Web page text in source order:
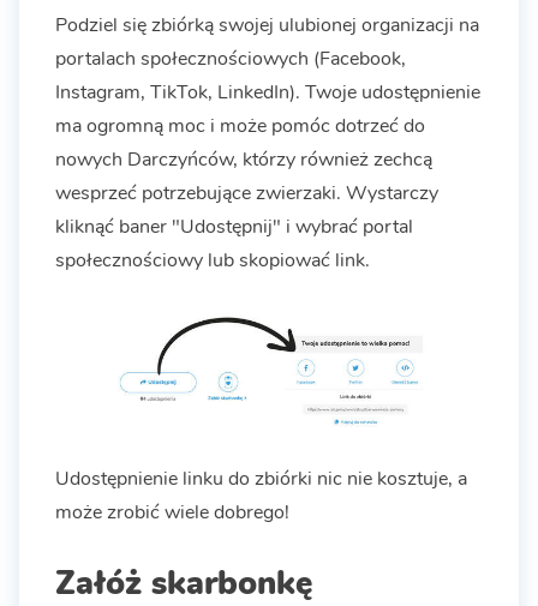
Podziel się zbiórką swojej ulubionej organizacji na
portalach społecznościowych (Facebook,
Instagram, TikTok, LinkedIn). Twoje udostępnienie
ma ogromną moc i może pomóc dotrzeć do
nowych Darczyńców, którzy również zechcą
wesprzeć potrzebujące zwierzaki. Wystarczy
kliknąć baner "Udostępnij" i wybrać portal
społecznościowy lub skopiować link.
Udostępnienie linku do zbiórki nic nie kosztuje, a
może zrobić wiele dobrego!
Załóż skarbonkę